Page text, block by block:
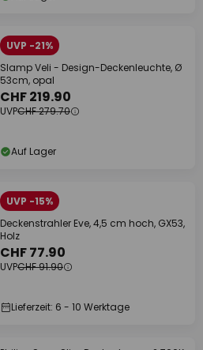
UVP -21%
Slamp Veli - Design-Deckenleuchte, Ø
53cm, opal
CHF 219.90
UVPCHF 279.70
Auf Lager
UVP -15%
Deckenstrahler Eve, 4,5 cm hoch, GX53,
Holz
CHF 77.90
UVPCHF 91.90
Lieferzeit: 6 - 10 Werktage